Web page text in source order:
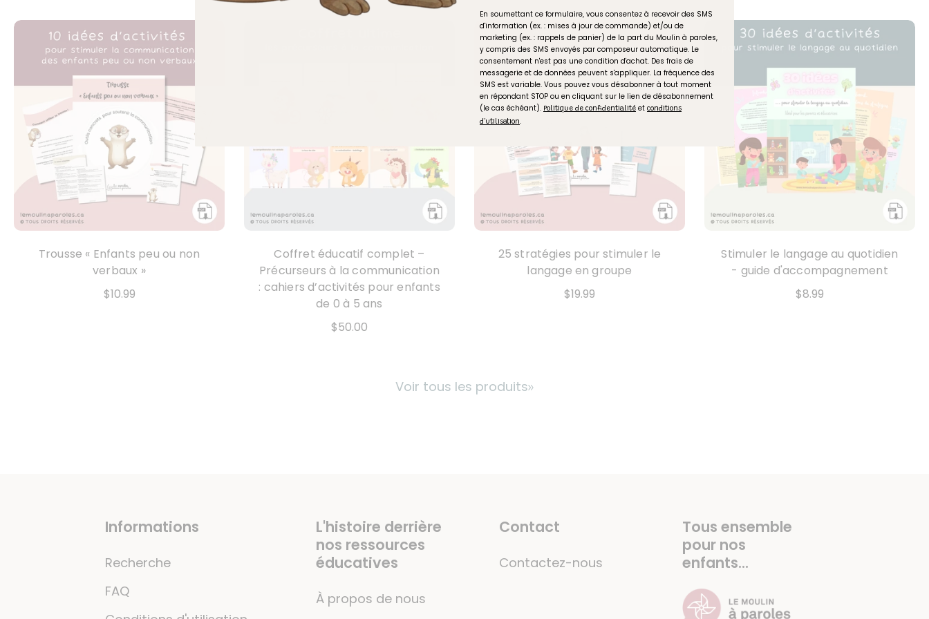
Trousse « Enfants peu ou non
verbaux »
$10.99
Coffret éducatif complet –
Précurseurs à la communication
: cahiers d’activités pour enfants
de 0 à 5 ans
$50.00
25 stratégies pour stimuler le
langage en groupe
$19.99
Stimuler le langage au quotidien
- guide d'accompagnement
$8.99
Voir tous les produits
Informations
Recherche
FAQ
L'histoire derrière
nos ressources
éducatives
À propos de nous
Contact
Contactez-nous
Tous ensemble
pour nos
enfants...
En soumettant ce formulaire, vous consentez à recevoir des SMS
d'information (ex. : mises à jour de commande) et/ou de
marketing (ex. : rappels de panier) de la part du Moulin à paroles,
y compris des SMS envoyés par composeur automatique. Le
consentement n'est pas une condition d'achat. Des frais de
messagerie et de données peuvent s'appliquer. La fréquence des
SMS est variable. Vous pouvez vous désabonner à tout moment
en répondant STOP ou en cliquant sur le lien de désabonnement
(le cas échéant). Politique de confidentialité et conditions
d'utilisation.